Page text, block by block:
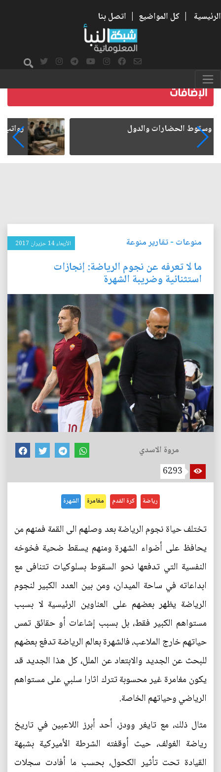
الرئيسية | كل المواضيع | اتصل بنا
رواتب الموظفين على صفيح ساخن
منوعات -تقارير منوعة الأربعاء 14 حزيران 2017
ما لا تعرفه عن نجوم الرياضة: إنجازات
استثنائية وضريبة الشهرة
مروة الاسدي
6293
رياضة كرة القدم مغامرة الشهرة
تختلف حياة نجوم الرياضة بعد وصلهم الى القمة فمنهم من
يحافظ على أضواء الشهرة ومنهم يسقط ضحية فخوخه
النفسية التي تدفعها نحو السقوط بسلوكيات تتنافى مع
ابداعاته في ساحة الميدان، ومن بين العدد الكبير لنجوم
الرياضة يظهر بعضهم على العناوين الرئيسية لا بسبب
مستواهم الكبير فقط، بل بسبب إشاعات أو حقائق تمس
حياتهم خارج الملاعب، فالشهرة بعالم الرياضة تدفع بعضهم
للبحث عن الجديد والابتعاد عن الملل، كل هذا الجديد قد
يكون مغامرة غير محسوبة تترك اثارا سلبي على مستواهم
الرياضي وحياتهم الخاصة.
مثال ذلك، مع تايغر وودز، أحد أبرز اللاعبين في تاريخ
رياضة الغولف، حيث أوقفته الشرطة الأميركية بشبهة
القيادة تحت تأثير الكحول، بحسب ما أفادت سجلات